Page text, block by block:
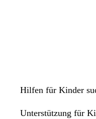
Hilfen für Kinder
Unterstützung für